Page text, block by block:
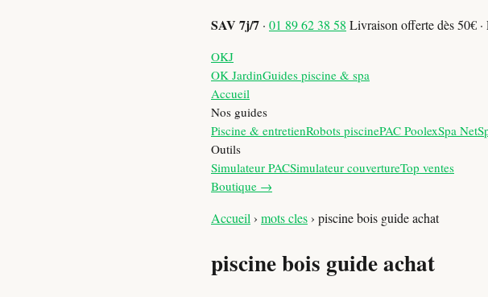
SAV 7j/7 · 01 89 62 38 58 Livraison offerte dès 50€ ·
OKJ
OK JardinGuides piscine & spa
Accueil
Nos guides
Piscine & entretienRobots piscinePAC PoolexSpa
Outils
Simulateur PACSimulateur couvertureTop ventes
Boutique →
Accueil › mots cles› piscine bois guide achat
piscine bois guide achat